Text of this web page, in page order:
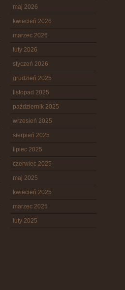
maj 2026
kwiecień 2026
marzec 2026
luty 2026
styczeń 2026
grudzień 2025
listopad 2025
październik 2025
wrzesień 2025
sierpień 2025
lipiec 2025
czerwiec 2025
maj 2025
kwiecień 2025
marzec 2025
luty 2025